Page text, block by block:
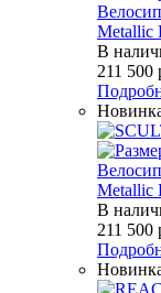
Metallic
В
211 500
Metallic
В
211 500